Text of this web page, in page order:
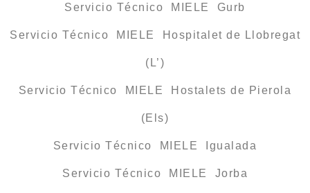
Servicio Técnico MIELE Gurb
Servicio Técnico MIELE Hospitalet de Llobregat
(L’)
Servicio Técnico MIELE Hostalets de Pierola
(Els)
Servicio Técnico MIELE Igualada
Servicio Técnico MIELE Jorba